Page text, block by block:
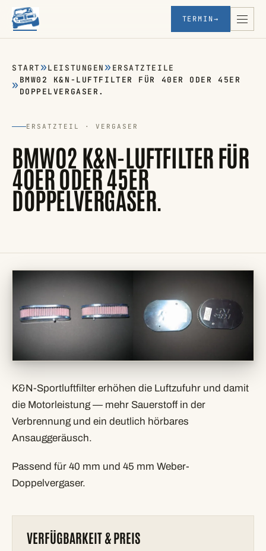
TERMIN→
START LEISTUNGEN
ERSATZTEILE
BMW02 K&N-LUFTFILTER FÜR 40ER ODER 45ER
DOPPELVERGASER.
ERSATZTEIL · VERGASER
BMW02 K&N-LUFTFILTER FÜR
40ER ODER 45ER
DOPPELVERGASER.
K&N-Sportluftfilter erhöhen die Luftzufuhr und damit
die Motorleistung — mehr Sauerstoff in der
Verbrennung und ein deutlich hörbares
Ansauggeräusch.
Passend für 40 mm und 45 mm Weber-
Doppelvergaser.
VERFÜGBARKEIT & PREIS